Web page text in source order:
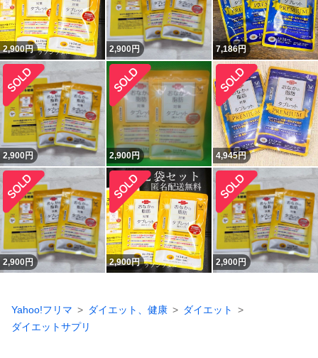
2,900円 2,900円 7,186円
2,900円 2,900円 4,945円
2,900円 2,900円 2,900円
Yahoo!フリマ ダイエット、健康
ダイエット
ダイエットサプリ